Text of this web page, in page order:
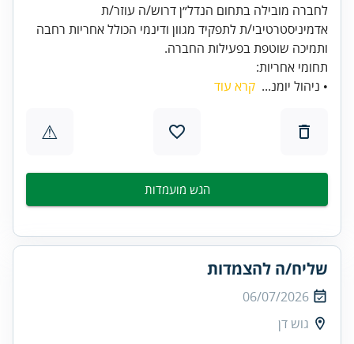
לחברה מובילה בתחום הנדל״ן דרוש/ה עוזר/ת
אדמיניסטרטיבי/ת לתפקיד מגוון ודינמי הכולל אחריות רחבה
ותמיכה שוטפת בפעילות החברה.
תחומי אחריות:
• ניהול יומנ... קרא עוד
⚠
הגש מועמדות
שליח/ה להצמדות
06/07/2026
גוש דן